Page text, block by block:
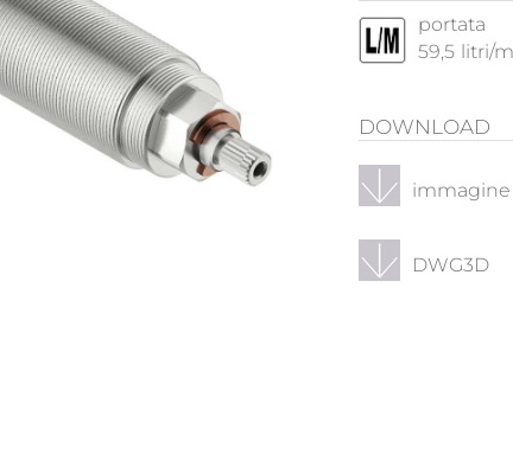
portata
59,5 litri/
DOWNLOAD
immagine
DWG3D